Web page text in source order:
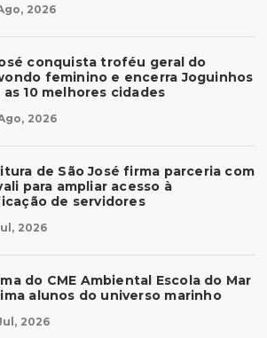
2026
conquista troféu geral do
feminino e encerra Joguinhos
10 melhores cidades
2026
de São José firma parceria com
para ampliar acesso à
de servidores
2026
do CME Ambiental Escola do Mar
alunos do universo marinho
2026